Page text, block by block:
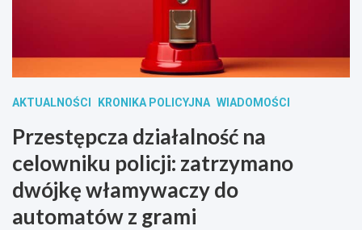
AKTUALNOŚCI KRONIKA POLICYJNA WIADOMOŚCI
Przestępcza działalność na
celowniku policji: zatrzymano
dwójkę włamywaczy do
automatów z grami